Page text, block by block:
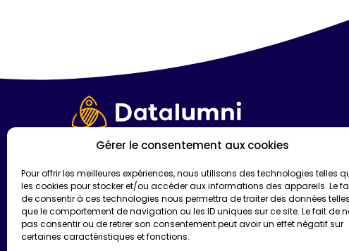
Gérer le consentement aux cookies
Pour offrir les meilleures expériences, nous utilisons des technologies telles
les cookies pour stocker et/ou accéder aux informations des appareils. Le
de consentir à ces technologies nous permettra de traiter des données telles
que le comportement de navigation ou les ID uniques sur ce site. Le fait de
pas consentir ou de retirer son consentement peut avoir un effet négatif sur
certaines caractéristiques et fonctions.
Les Papeteries Image Factory
1-3 Esplanade Augustin d’Aussedat
74960, Cran-Gevrier
Mail : contact@datalumni.com
Tel : + 33 4 15 54 05 00